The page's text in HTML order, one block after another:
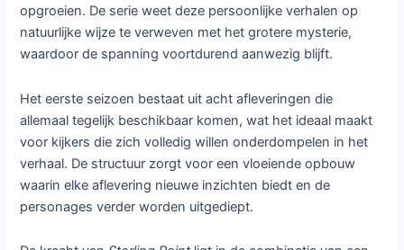
opgroeien. De serie weet deze persoonlijke verhalen op
natuurlijke wijze te verweven met het grotere mysterie,
waardoor de spanning voortdurend aanwezig blijft.
Het eerste seizoen bestaat uit acht afleveringen die
allemaal tegelijk beschikbaar komen, wat het ideaal maakt
voor kijkers die zich volledig willen onderdompelen in het
verhaal. De structuur zorgt voor een vloeiende opbouw
waarin elke aflevering nieuwe inzichten biedt en de
personages verder worden uitgediept.